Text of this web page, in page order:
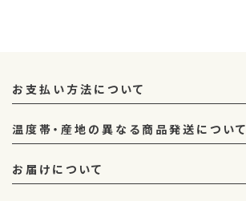
お支払い方法について
温度帯・産地の異なる商品発送について
お届けについて